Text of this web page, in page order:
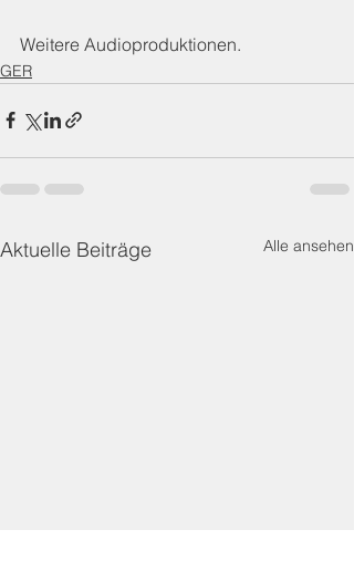
Weitere Audioproduktionen.
GER
Aktuelle Beiträge Alle ansehen